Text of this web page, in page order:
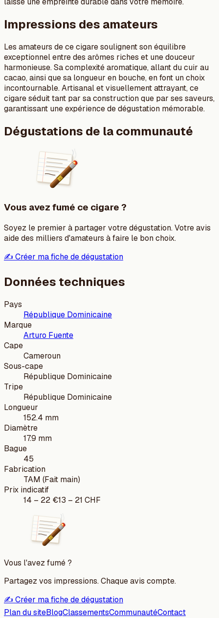
Impressions des amateurs
Les amateurs de ce cigare soulignent son équilibre
exceptionnel entre des arômes riches et une douceur
harmonieuse. Sa complexité aromatique, allant du cuir au
cacao, ainsi que sa longueur en bouche, en font un choix
incontournable. Artisanal et visuellement attrayant, ce
cigare séduit tant par sa construction que par ses saveurs,
garantissant une expérience de dégustation mémorable.
Dégustations de la communauté
Vous avez fumé ce cigare ?
Soyez le premier à partager votre dégustation. Votre avis
aide des milliers d'amateurs à faire le bon choix.
✍️ Créer ma fiche de dégustation
Données techniques
Pays
République Dominicaine
Marque
Arturo Fuente
Cape
Cameroun
Sous-cape
République Dominicaine
Tripe
République Dominicaine
Longueur
152.4 mm
Diamètre
17.9 mm
Bague
45
Fabrication
TAM (Fait main)
Prix indicatif
14 – 22 €13 – 21 CHF
Vous l'avez fumé ?
Partagez vos impressions. Chaque avis compte.
✍️ Créer ma fiche de dégustation
Plan du siteBlogClassementsCommunautéContact